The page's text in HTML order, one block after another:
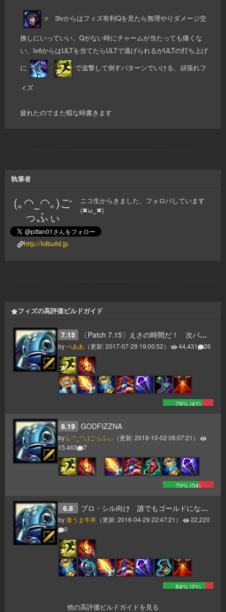
○ 3lvからはフィズ有利Qを見たら無理やりダメージ交
換しにいっていい、Qがない時にチャームが当たっても痛くな
い、lv6からはULTを当てたらULTで逃げられるがULTの打ち上げ
に
で追撃して倒すパターンでいける、頑張れフ
ィズ
疲れたのでまた暇な時書きます
執筆者
(｡◠‿◠｡)ご
っふぃ
http://lolbuild.jp
ニコ生からきました、フォロバしています
(✖ω‿✖)
フィズの高評価ビルドガイド
7.15 〔Patch 7.15〕えさの時間だ！ 次パッチでバフがきそうなMid AP Fizz
byべああ （更新:2017-07-29 19:00:52） 44,431 26
79% (41)
8.19 GODFIZZNA
by (｡◠‿◠｡)ごっふぃ （更新:2018-10-02 08:07:21 ）
15,463
7
70% (34)
6.8 ブロ・シル向け 誰でもゴールドになれるfizzガイド midlane
by激うま牛丼 （更新:2016-04-29 22:47:21 ）
22,220
0
84% (21)
他の高評価ビルドガイドを見る